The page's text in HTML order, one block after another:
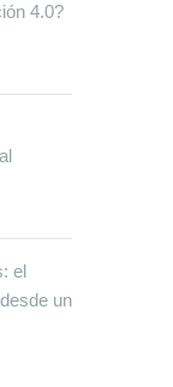
4.0?
el
un